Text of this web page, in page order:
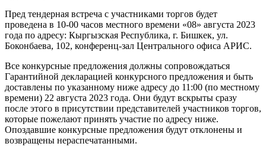
Пред тендерная встреча с участниками торгов будет
проведена в 10-00 часов местного времени «08» августа 2023
года по адресу: Кыргызская Республика, г. Бишкек, ул.
Боконбаева, 102, конференц-зал Центрального офиса АРИС.
Все конкурсные предложения должны сопровождаться
Гарантийной декларацией конкурсного предложения и быть
доставлены по указанному ниже адресу до 11:00 (по местному
времени) 22 августа 2023 года. Они будут вскрыты сразу
после этого в присутствии представителей участников торгов,
которые пожелают принять участие по адресу ниже.
Опоздавшие конкурсные предложения будут отклонены и
возвращены нераспечатанными.